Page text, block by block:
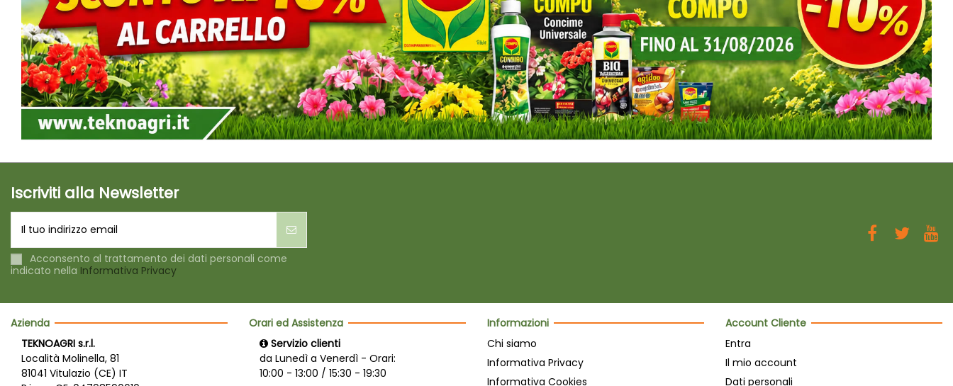
Iscriviti alla Newsletter
Acconsento al trattamento dei dati personali come
indicato nella Informativa Privacy
Azienda
TEKNOAGRI s.r.l.
Località Molinella, 81
81041 Vitulazio (CE) IT
Orari ed Assistenza
Servizio clienti
da Lunedì a Venerdì - Orari:
10:00 - 13:00 / 15:30 - 19:30
Informazioni
Chi siamo
Informativa Privacy
Informativa Cookies
Account Cliente
Entra
Il mio account
Dati personali